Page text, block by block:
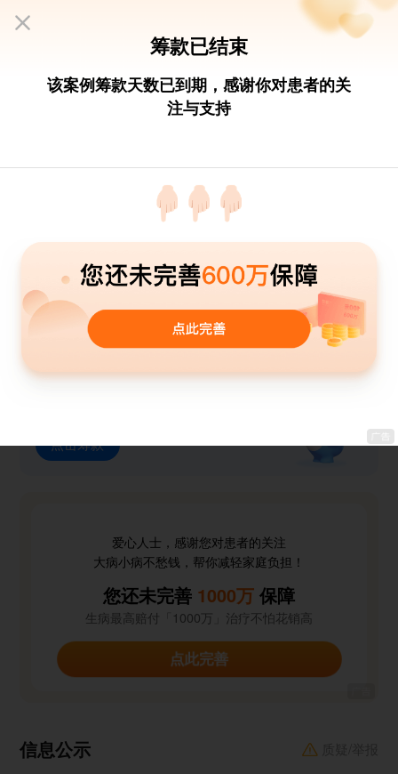
发起筹款
省人民医院抢救
农药中毒
656,034 元 急需1,000,000元
平台已助力筹款32588元，请帮患者转发，多份希望
656,034元 待提现0元 获捐1.7万次
点击筹款
爱心人士，感谢您对患者的关注
大病小病不愁钱，帮你减轻家庭负担！
您还未完善 1000万 保障
生病最高赔付「1000万」治疗不怕花销高
点此完善
信息公示
筹款已结束
该案例筹款天数已到期，感谢你对患者的关
注与支持